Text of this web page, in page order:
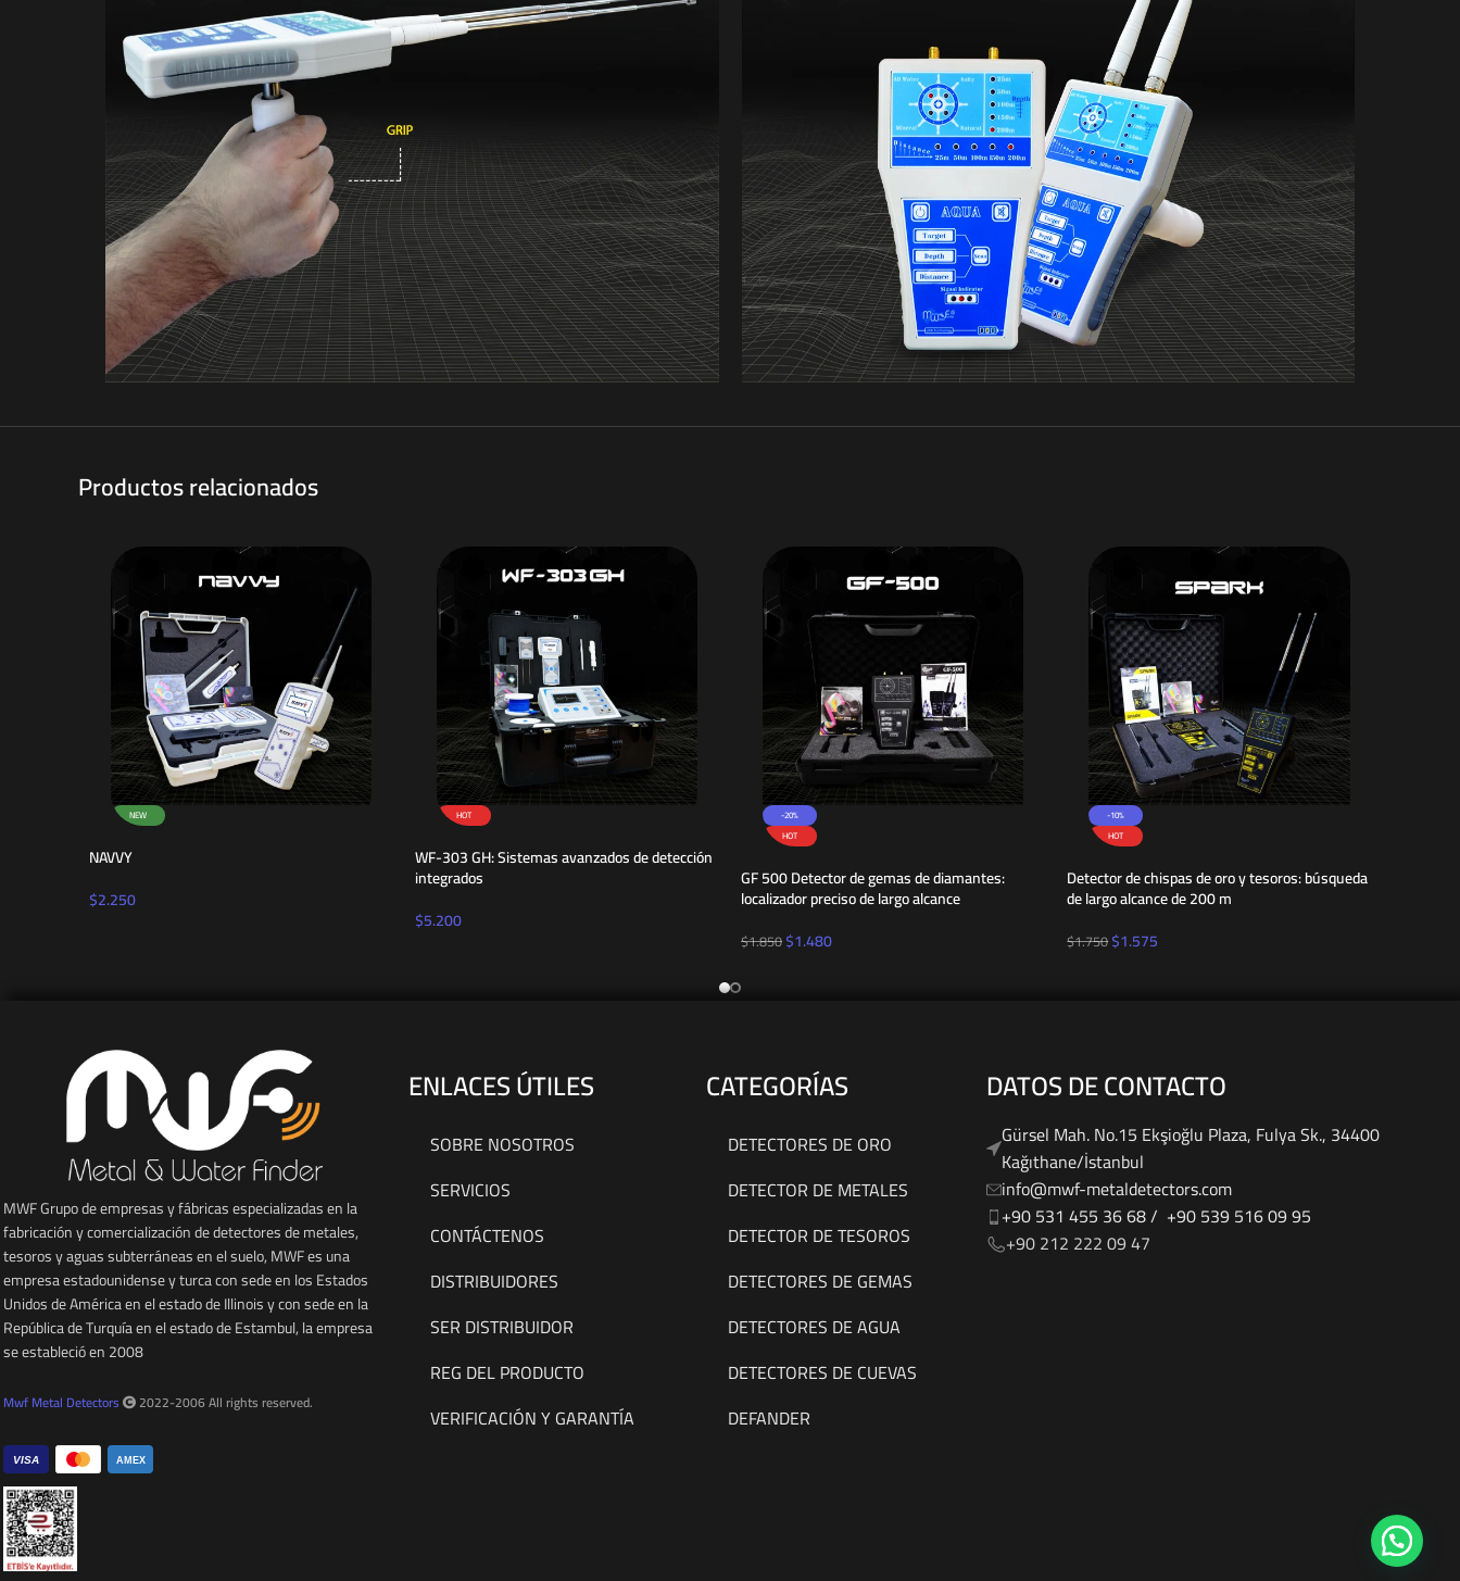
Productos relacionados
NEW
NAVVY
$2.250
HOT
WF-303 GH: Sistemas avanzados de detección
integrados
$5.200
-20%
HOT
GF 500 Detector de gemas de diamantes:
localizador preciso de largo alcance
$1.850$1.480
-10%
HOT
Detector de chispas de oro y tesoros: búsqueda
de largo alcance de 200 m
$1.750$1.575
MWF Grupo de empresas y fábricas especializadas en la
fabricación y comercialización de detectores de metales,
tesoros y aguas subterráneas en el suelo, MWF es una
empresa estadounidense y turca con sede en los Estados
Unidos de América en el estado de Illinois y con sede en la
República de Turquía en el estado de Estambul, la empresa
se estableció en 2008
Mwf Metal Detectors 2022-2006 All rights reserved.
VISA AMEX
ENLACES ÚTILES
SOBRE NOSOTROS
SERVICIOS
CONTÁCTENOS
DISTRIBUIDORES
SER DISTRIBUIDOR
REG DEL PRODUCTO
VERIFICACIÓN Y GARANTÍA
CATEGORÍAS
DETECTORES DE ORO
DETECTOR DE METALES
DETECTOR DE TESOROS
DETECTORES DE GEMAS
DETECTORES DE AGUA
DETECTORES DE CUEVAS
DEFANDER
DATOS DE CONTACTO
Gürsel Mah. No.15 Ekşioğlu Plaza, Fulya Sk., 34400
Kağıthane/İstanbul
info@mwf-metaldetectors.com
+90 531 455 36 68 / ‎‪ +90 539 516 09 95
‎‪+90 212 222 09 47